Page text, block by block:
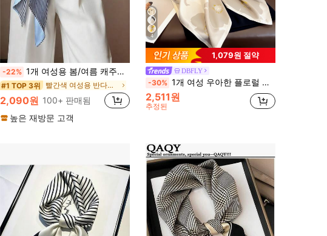
-22% 1개 여성용 봄/여름 캐주얼 의류 모조 실크 스카프, 장식용 또는 허리띠 반다나 헤어밴드용 얇은 스카프
#1 TOP 3위 빨간색 여성용 반다나 & 스퀘어 스카프
2,090원 100+ 판매됨
높은 재방문 고객
4
1,079원 절약
DBFLY
-30% 1개 여성 우아한 플로럴 프린트 새틴 반다나 스퀘어 스카프, 통기성 UV 보호 및 캐주얼 스타일 드레스용 장식 숄
2,511원
추정된